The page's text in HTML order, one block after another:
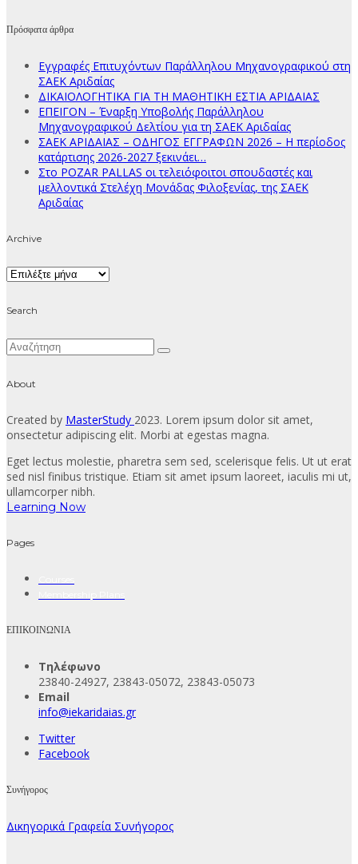
Πρόσφατα άρθρα
Εγγραφές Επιτυχόντων Παράλληλου Μηχανογραφικού στη
ΣΑΕΚ Αριδαίας
ΔΙΚΑΙΟΛΟΓΗΤΙΚΑ ΓΙΑ ΤΗ ΜΑΘΗΤΙΚΗ ΕΣΤΙΑ ΑΡΙΔΑΙΑΣ
ΕΠΕΙΓΟΝ – Έναρξη Υποβολής Παράλληλου
Μηχανογραφικού Δελτίου για τη ΣΑΕΚ Αριδαίας
ΣΑΕΚ ΑΡΙΔΑΙΑΣ – ΟΔΗΓΟΣ ΕΓΓΡΑΦΩΝ 2026 – Η περίοδος
κατάρτισης 2026-2027 ξεκινάει…
Στο POZAR PALLAS οι τελειόφοιτοι σπουδαστές και
μελλοντικά Στελέχη Μονάδας Φιλοξενίας, της ΣΑΕΚ
Αριδαίας
Archive
Archive
Search
About
Created by MasterStudy 2023. Lorem ipsum dolor sit amet,
onsectetur adipiscing elit. Morbi at egestas magna.
Eget lectus molestie, pharetra sem sed, scelerisque felis. Ut ut erat
sed nisl finibus tristique. Etiam sit amet ipsum laoreet, iaculis mi ut,
ullamcorper nibh.
Learning Now
Pages
ΕΠΙΚΟΙΝΩΝΙΑ
Τηλέφωνο
23840-24927, 23843-05072, 23843-05073
Email
info@iekaridaias.gr
Twitter
Facebook
Συνήγορος
Δικηγορικά Γραφεία Συνήγορος